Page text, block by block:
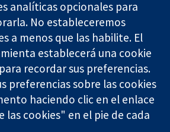
Square
Londres
W1G 0AN
Reino Unido
Noticias
Prensa
Sobre
nosotros
Empleo
Cochrane
Library
analíticas opcionales para
No estableceremos
a menos que las habilite. El
establecerá una cookie
recordar sus preferencias.
preferencias sobre las cookies
haciendo clic en el enlace
las cookies" en el pie de cada